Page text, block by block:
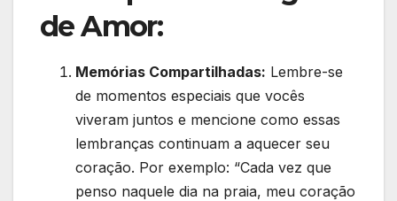
de Amor:
Memórias Compartilhadas: Lembre-se
de momentos especiais que vocês
viveram juntos e mencione como essas
lembranças continuam a aquecer seu
coração. Por exemplo: “Cada vez que
penso naquele dia na praia, meu coração